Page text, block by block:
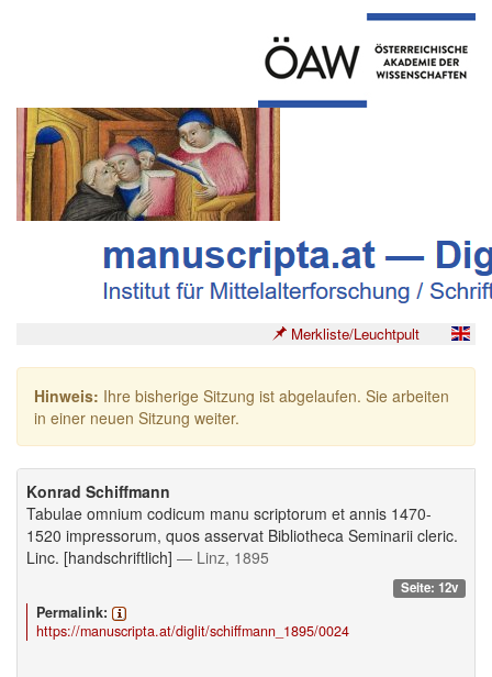
Merkliste/Leuchtpult
Hinweis: Ihre bisherige Sitzung ist abgelaufen. Sie arbeiten
in einer neuen Sitzung weiter.
Konrad Schiffmann
Tabulae omnium codicum manu scriptorum et annis 1470-
1520 impressorum, quos asservat Bibliotheca Seminarii cleric.
Linc. [handschriftlich] — Linz, 1895
Seite: 12v
Permalink:
https://manuscripta.at/diglit/schiffmann_1895/0024